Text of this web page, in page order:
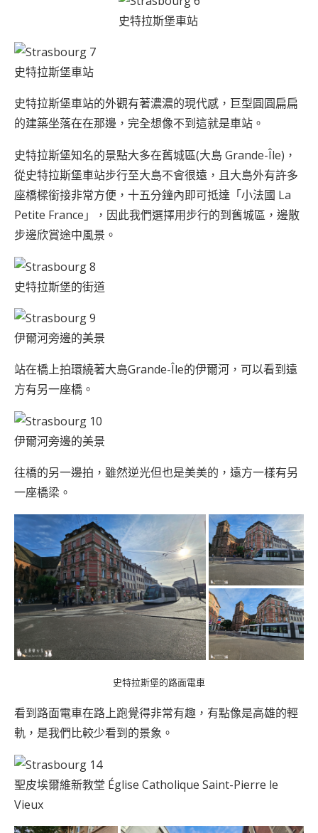
史特拉斯堡車站
史特拉斯堡車站
史特拉斯堡車站的外觀有著濃濃的現代感，巨型圓圓扁扁
的建築坐落在在那邊，完全想像不到這就是車站。
史特拉斯堡知名的景點大多在舊城區(大島 Grande-Île)，
從史特拉斯堡車站步行至大島不會很遠，且大島外有許多
座橋樑銜接非常方便，十五分鐘內即可抵達「小法國 La
Petite France」，因此我們選擇用步行的到舊城區，邊散
步邊欣賞途中風景。
史特拉斯堡的街道
伊爾河旁邊的美景
站在橋上拍環繞著大島Grande-Île的伊爾河，可以看到遠
方有另一座橋。
伊爾河旁邊的美景
往橋的另一邊拍，雖然逆光但也是美美的，遠方一樣有另
一座橋梁。
史特拉斯堡的路面電車
看到路面電車在路上跑覺得非常有趣，有點像是高雄的輕
軌，是我們比較少看到的景象。
聖皮埃爾維新教堂 Église Catholique Saint-Pierre le
Vieux